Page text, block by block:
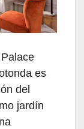
es
del
jardín